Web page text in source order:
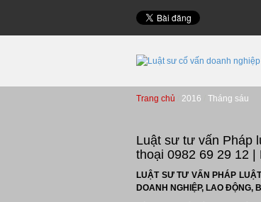
Trang chủ 2016 Tháng sáu
Luật sư tư vấn Pháp
thoại 0982 69 29 12 |
LUẬT SƯ TƯ VẤN PHÁP
DOANH NGHIỆP, LAO ĐỘNG,